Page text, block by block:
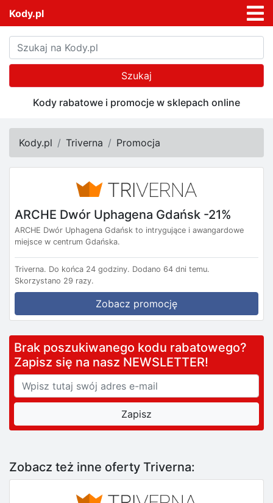
Kody.pl
Szukaj
Kody rabatowe i promocje w sklepach online
Kody.pl Triverna Promocja
ARCHE Dwór Uphagena Gdańsk -21%
ARCHE Dwór Uphagena Gdańsk to intrygujące i awangardowe
miejsce w centrum Gdańska.
Triverna. Do końca 24 godziny. Dodano 64 dni temu.
Skorzystano 29 razy.
Zobacz promocję
Brak poszukiwanego kodu rabatowego?
Zapisz się na nasz NEWSLETTER!
Zobacz też inne oferty Triverna: